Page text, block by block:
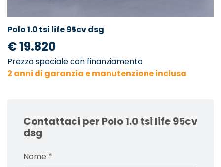
Polo 1.0 tsi life 95cv dsg
€ 19.820
Prezzo speciale con finanziamento
2 anni di garanzia e manutenzione inclusa
Contattaci per Polo 1.0 tsi life 95cv
dsg
Nome *